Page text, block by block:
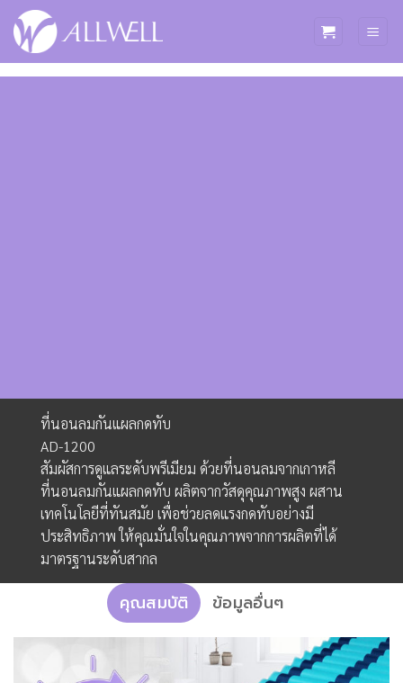
ข้าม
ไป
เนื้อหา
ที่นอนลมกันแผลกดทับ
AD-1200
สัมผัสการดูแลระดับพรีเมียม ด้วยที่นอนลมจากเกาหลี
ที่นอนลมกันแผลกดทับ ผลิตจากวัสดุคุณภาพสูง ผสาน
เทคโนโลยีที่ทันสมัย เพื่อช่วยลดแรงกดทับอย่างมี
ประสิทธิภาพ ให้คุณมั่นใจในคุณภาพจากการผลิตที่ได้
มาตรฐานระดับสากล
คุณสมบัติ ข้อมูลอื่นๆ